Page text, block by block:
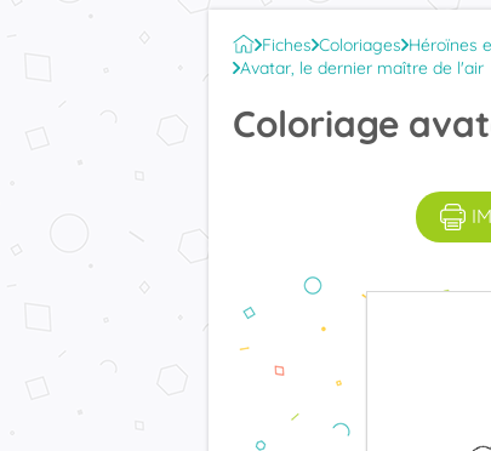
Fiches Coloriages Héroïnes
Avatar, le dernier maître de l'air
Coloriage